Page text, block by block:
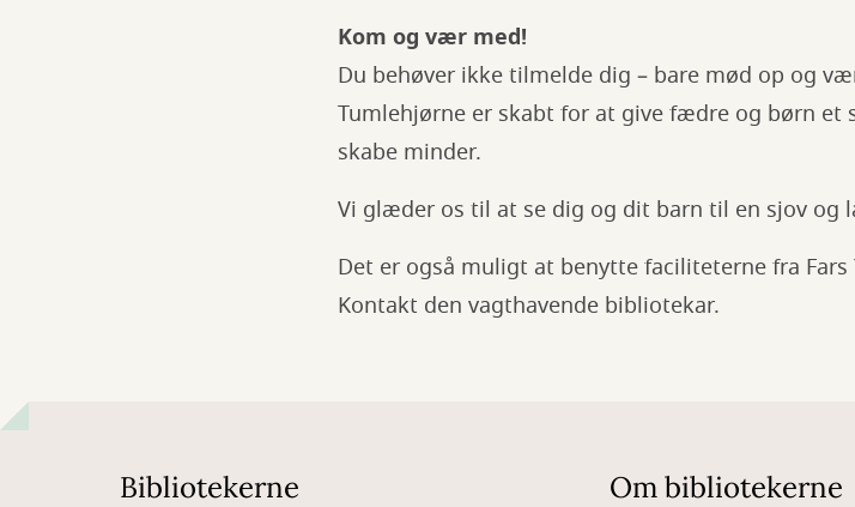
Kom og vær med!
Du behøver ikke tilmelde dig – bare mød op og
Tumlehjørne er skabt for at give fædre og børn et
skabe minder.
Vi glæder os til at se dig og dit barn til en sjov og
Det er også muligt at benytte faciliteterne fra
Kontakt den vagthavende bibliotekar.
Bibliotekerne Om bibliotekerne